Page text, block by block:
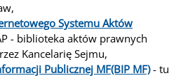
Systemu Aktów
- biblioteka aktów prawnych
Kancelarię Sejmu,
Publicznej MF(BIP MF)- tu